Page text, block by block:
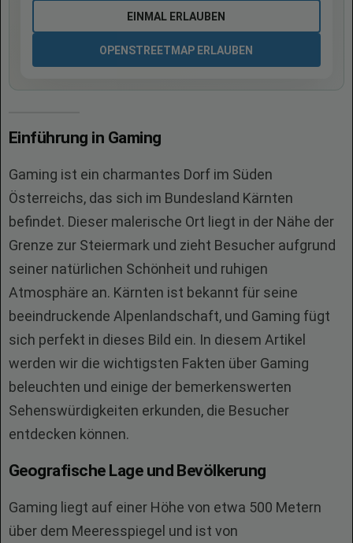
EINMAL ERLAUBEN
OPENSTREETMAP ERLAUBEN
Einführung in Gaming
Gaming ist ein charmantes Dorf im Süden
Österreichs, das sich im Bundesland Kärnten
befindet. Dieser malerische Ort liegt in der Nähe der
Grenze zur Steiermark und zieht Besucher aufgrund
seiner natürlichen Schönheit und ruhigen
Atmosphäre an. Kärnten ist bekannt für seine
beeindruckende Alpenlandschaft, und Gaming fügt
sich perfekt in dieses Bild ein. In diesem Artikel
werden wir die wichtigsten Fakten über Gaming
beleuchten und einige der bemerkenswerten
Sehenswürdigkeiten erkunden, die Besucher
entdecken können.
Geografische Lage und Bevölkerung
Gaming liegt auf einer Höhe von etwa 500 Metern
über dem Meeresspiegel und ist von